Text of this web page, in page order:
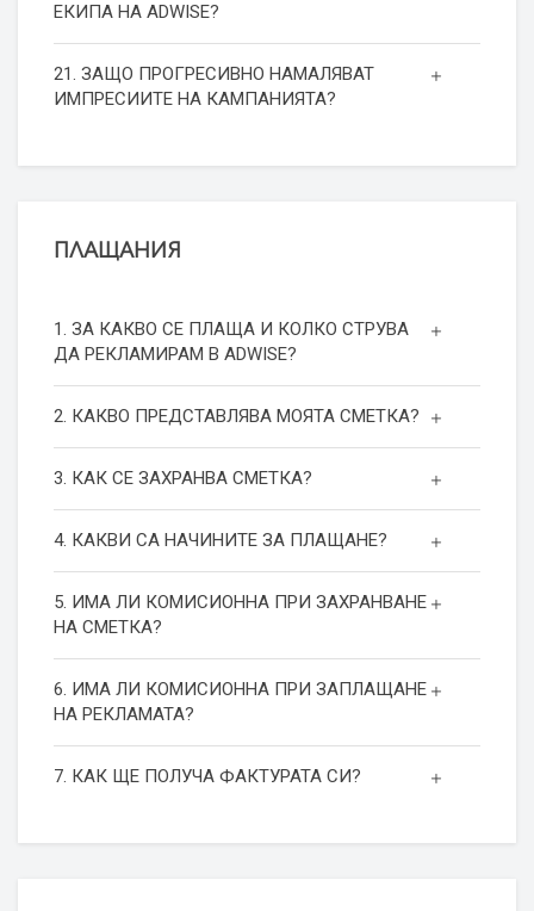
ЕКИПА НА ADWISE?
21. ЗАЩО ПРОГРЕСИВНО НАМАЛЯВАТ
ИМПРЕСИИТЕ НА КАМПАНИЯТА?
ПЛАЩАНИЯ
1. ЗА КАКВО СЕ ПЛАЩА И КОЛКО СТРУВА
ДА РЕКЛАМИРАМ В ADWISE?
2. КАКВО ПРЕДСТАВЛЯВА МОЯТА СМЕТКА?
3. КАК СЕ ЗАХРАНВА СМЕТКА?
4. КАКВИ СА НАЧИНИТЕ ЗА ПЛАЩАНЕ?
5. ИМА ЛИ КОМИСИОННА ПРИ ЗАХРАНВАНЕ
НА СМЕТКА?
6. ИМА ЛИ КОМИСИОННА ПРИ ЗАПЛАЩАНЕ
НА РЕКЛАМАТА?
7. КАК ЩЕ ПОЛУЧА ФАКТУРАТА СИ?